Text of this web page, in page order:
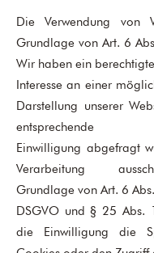
Die Verwendung von
Grundlage von Art. 6
Wir haben ein
Interesse an einer
Darstellung unserer
entsprechende
Einwilligung abgefragt
Verarbeitung
Grundlage von Art. 6
DSGVO und § 25 Abs.
die Einwilligung die